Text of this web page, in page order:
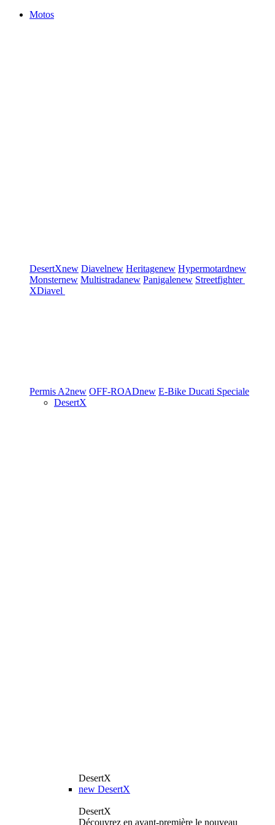
Motos
DesertXnew Diavelnew Heritagenew Hypermotardnew
Monsternew Multistradanew Panigalenew Streetfighter
XDiavel
Permis A2new OFF-ROADnew E-Bike Ducati Speciale
DesertX
DesertX
new DesertX
DesertX
Découvrez en avant-première le nouveau